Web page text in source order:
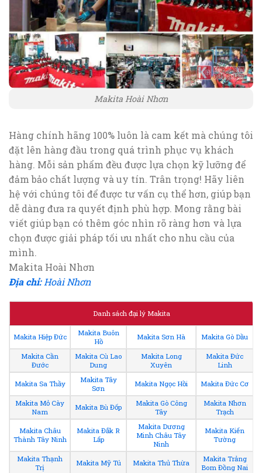
Makita Hoài Nhơn
Hàng chính hãng 100% luôn là cam kết mà chúng tôi
đặt lên hàng đầu trong quá trình phục vụ khách
hàng. Mỗi sản phẩm đều được lựa chọn kỹ lưỡng để
đảm bảo chất lượng và uy tín. Trân trọng! Hãy liên
hệ với chúng tôi để được tư vấn cụ thể hơn, giúp bạn
dễ dàng đưa ra quyết định phù hợp. Mong rằng bài
viết giúp bạn có thêm góc nhìn rõ ràng hơn và lựa
chọn được giải pháp tối ưu nhất cho nhu cầu của
mình.
Makita Hoài Nhơn
Địa chỉ: Hoài Nhơn
Danh sách đại lý Makita
Makita Hiệp Đức
Makita Buôn
Hồ
Makita Sơn Hà Makita Gò Dầu
Makita Cần
Đước
Makita Cù Lao
Dung
Makita Long
Xuyên
Makita Đức
Linh
Makita Sa Thầy
Makita Tây
Sơn
Makita Ngọc Hồi Makita Đức Cơ
Makita Mỏ Cày
Nam
Makita Bù Đốp
Makita Gò Công
Tây
Makita Nhơn
Trạch
Makita Châu
Thành Tây Ninh
Makita Đắk R
Lấp
Makita Dương
Minh Châu Tây
Ninh
Makita Kiến
Tường
Makita Thạnh
Trị
Makita Mỹ Tú Makita Thủ Thừa
Makita Trảng
Bom Đồng Nai